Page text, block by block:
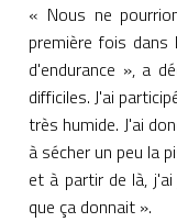
« Nous ne
première fois
d'endurance », a
difficiles. J'ai
très humide. J'ai
à sécher un peu la
et à partir de là,
que ça donnait ».